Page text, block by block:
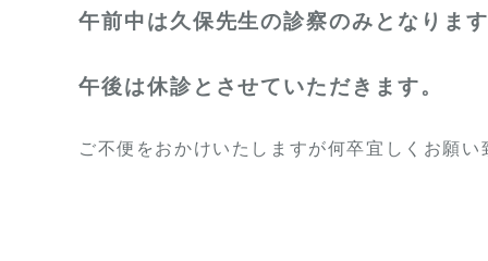
午前中は久保先生の診察のみとなります
午後は休診とさせていただきます。
ご不便をおかけいたしますが何卒宜しくお願い